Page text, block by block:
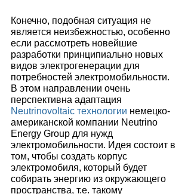
Конечно, подобная ситуация не
является неизбежностью, особенно
если рассмотреть новейшие
разработки принципиально новых
видов электрогенерации для
потребностей электромобильности.
В этом направлении очень
перспективна адаптация
Neutrinovoltaic технологии немецко-
американской компании Neutrino
Energy Group для нужд
электромобильности. Идея состоит в
том, чтобы создать корпус
электромобиля, который будет
собирать энергию из окружающего
пространства, т.е. такому